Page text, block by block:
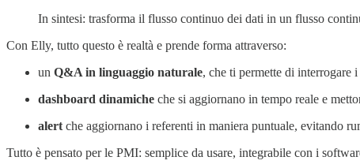
In sintesi: trasforma il flusso continuo dei dati in un flusso
Con Elly, tutto questo è realtà e prende forma attraverso:
un Q&A in linguaggio naturale, che ti permette di interrogare
dashboard dinamiche che si aggiornano in tempo reale e
alert che aggiornano i referenti in maniera puntuale, evitando
Tutto è pensato per le PMI: semplice da usare, integrabile con i